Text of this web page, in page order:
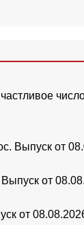
Выпуск от
от
от